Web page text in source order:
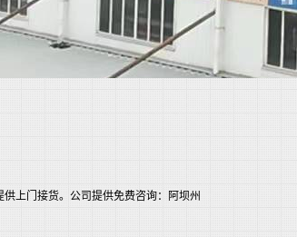
上门接货。公司提供免费咨询：阿坝州